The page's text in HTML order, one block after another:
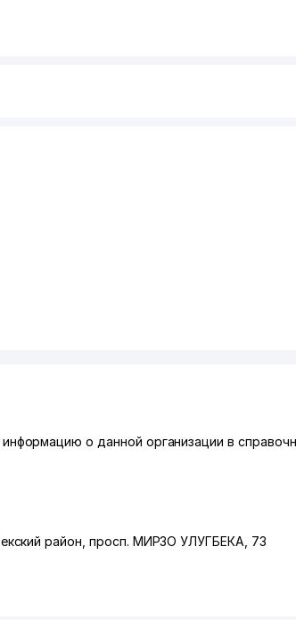
о данной организации в
район просп. МИРЗО УЛУГБЕКА , 73